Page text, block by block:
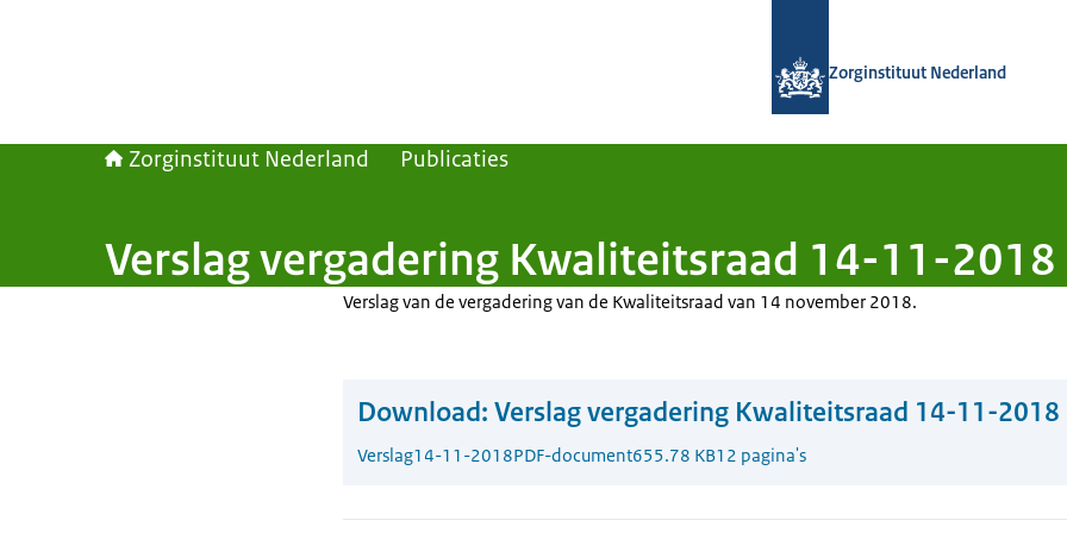
Zorginstituut Nederland
Zorginstituut Nederland Publicaties
Verslag vergadering Kwaliteitsraad 14-11-2018
Verslag van de vergadering van de Kwaliteitsraad van 14 november 2018.
Download: Verslag vergadering Kwaliteitsraad 14-11-2018
Verslag14-11-2018PDF-document655.78 KB12 pagina's